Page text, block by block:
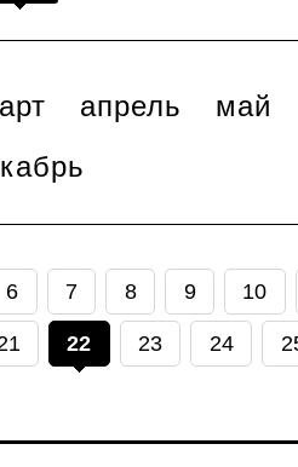
апрель май
6 7 8 9 10
22 23 24